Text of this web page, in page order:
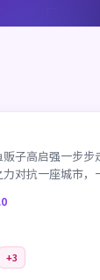
子高启强一步步
对抗一座城市，
+3